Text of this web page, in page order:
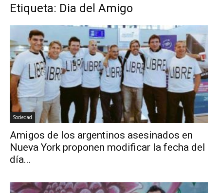
Etiqueta: Dia del Amigo
Sociedad
Amigos de los argentinos asesinados en
Nueva York proponen modificar la fecha del
día...